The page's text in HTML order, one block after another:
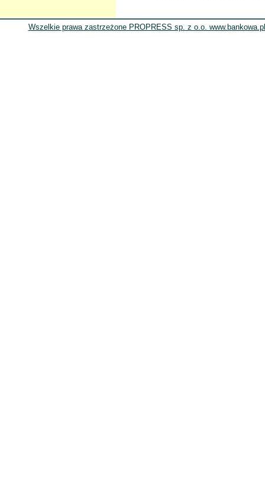
Wszelkie prawa zastrzeżone PROPRESS sp. z o.o.